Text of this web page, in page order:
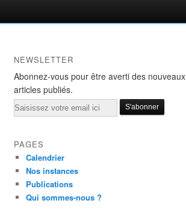
NEWSLETTER
Abonnez-vous pour être averti des nouveaux
articles publiés.
Email
PAGES
Calendrier
Nos instances
Publications
Qui sommes-nous ?